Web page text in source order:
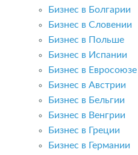
Бизнес в Болгарии
Бизнес в Словении
Бизнес в Польше
Бизнес в Испании
Бизнес в Евросоюзе
Бизнес в Австрии
Бизнес в Бельгии
Бизнес в Венгрии
Бизнес в Греции
Бизнес в Германии